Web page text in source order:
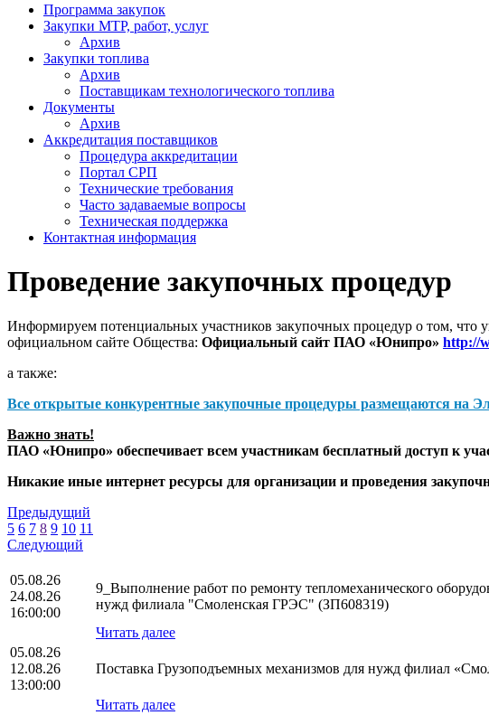
Программа закупок
Закупки МТР, работ, услуг
Архив
Закупки топлива
Архив
Поставщикам технологического топлива
Документы
Архив
Аккредитация поставщиков
Процедура аккредитации
Портал СРП
Технические требования
Часто задаваемые вопросы
Техническая поддержка
Контактная информация
Проведение закупочных процедур
Информируем потенциальных участников закупочных процедур о том,
официальном сайте Общества: Официальный сайт ПАО «Юнипро» http://
а также:
Все открытые конкурентные закупочные процедуры размещаются на
Важно знать!
ПАО «Юнипро» обеспечивает всем участникам бесплатный доступ к
Никакие иные интернет ресурсы для организации и проведения
Предыдущий
5 6 7 8 9 10 11
Следующий
05.08.26
24.08.26
16:00:00
9_Выполнение работ по ремонту тепломеханического
нужд филиала "Смоленская ГРЭС" (ЗП608319)
Читать далее
05.08.26
12.08.26
13:00:00
Поставка Грузоподъемных механизмов для нужд филиал
Читать далее